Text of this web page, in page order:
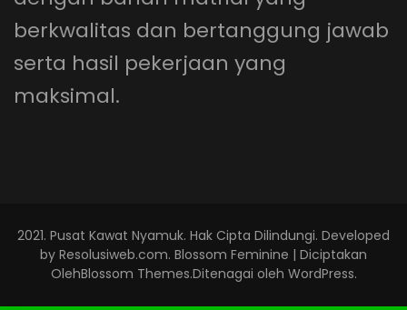
berkwalitas dan bertanggung jawab
serta hasil pekerjaan yang
maksimal.
2021. Pusat Kawat Nyamuk. Hak Cipta Dilindungi. Developed
by Resolusiweb.com. Blossom Feminine | Diciptakan
OlehBlossom Themes.Ditenagai oleh WordPress.